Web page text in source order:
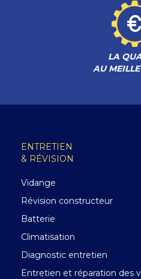
LA
AU
ENTRETIEN
& RÉVISION
Vidange
Révision constructeur
Batterie
Climatisation
Diagnostic entretien
Entretien et réparation des